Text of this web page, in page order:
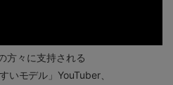
方々に支持される
いモデル」YouTuber、